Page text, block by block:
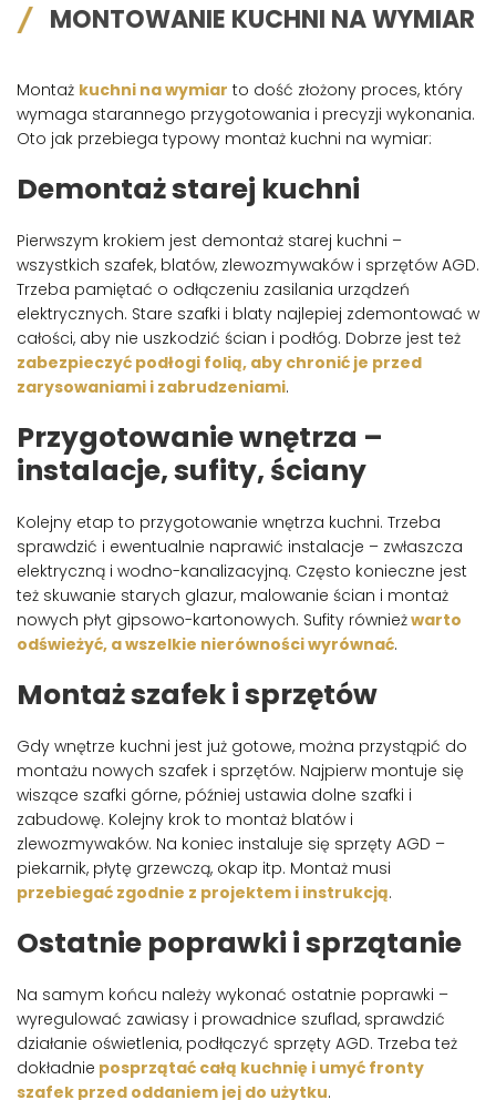
MONTOWANIE KUCHNI NA WYMIAR
Montaż kuchni na wymiar to dość złożony proces, który
wymaga starannego przygotowania i precyzji wykonania.
Oto jak przebiega typowy montaż kuchni na wymiar:
Demontaż starej kuchni
Pierwszym krokiem jest demontaż starej kuchni –
wszystkich szafek, blatów, zlewozmywaków i sprzętów AGD.
Trzeba pamiętać o odłączeniu zasilania urządzeń
elektrycznych. Stare szafki i blaty najlepiej zdemontować w
całości, aby nie uszkodzić ścian i podłóg. Dobrze jest też
zabezpieczyć podłogi folią, aby chronić je przed
zarysowaniami i zabrudzeniami.
Przygotowanie wnętrza –
instalacje, sufity, ściany
Kolejny etap to przygotowanie wnętrza kuchni. Trzeba
sprawdzić i ewentualnie naprawić instalacje – zwłaszcza
elektryczną i wodno-kanalizacyjną. Często konieczne jest
też skuwanie starych glazur, malowanie ścian i montaż
nowych płyt gipsowo-kartonowych. Sufity równieżwarto
odświeżyć, a wszelkie nierówności wyrównać.
Montaż szafek i sprzętów
Gdy wnętrze kuchni jest już gotowe, można przystąpić do
montażu nowych szafek i sprzętów. Najpierw montuje się
wiszące szafki górne, później ustawia dolne szafki i
zabudowę. Kolejny krok to montaż blatów i
zlewozmywaków. Na koniec instaluje się sprzęty AGD –
piekarnik, płytę grzewczą, okap itp. Montaż musi
przebiegać zgodnie z projektem i instrukcją.
Ostatnie poprawki i sprzątanie
Na samym końcu należy wykonać ostatnie poprawki –
wyregulować zawiasy i prowadnice szuflad, sprawdzić
działanie oświetlenia, podłączyć sprzęty AGD. Trzeba też
dokładnie posprzątać całą kuchnię i umyć fronty
szafek przed oddaniem jej do użytku.